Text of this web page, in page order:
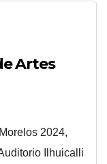
Artes
2024,
Ilhuicalli